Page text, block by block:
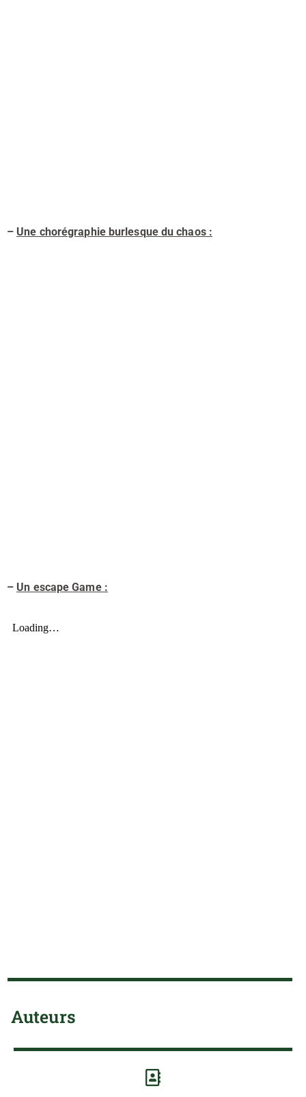
– Une chorégraphie burlesque du chaos :
– Un escape Game :
Auteurs